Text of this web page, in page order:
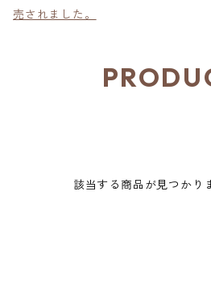
売されました。
該当する商品が見つかり